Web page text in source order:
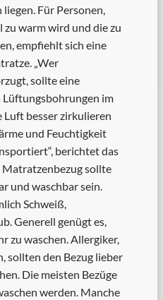
Für Personen,
zu warm wird und die zu
empfiehlt sich eine
„Wer
sollte eine
im
Luft besser zirkulieren
und Feuchtigkeit
berichtet das
Matratzenbezug sollte
und waschbar sein.
Schweiß,
Generell genügt es,
zu waschen. Allergiker,
sollten den Bezug lieber
Die meisten Bezüge
werden. Manche